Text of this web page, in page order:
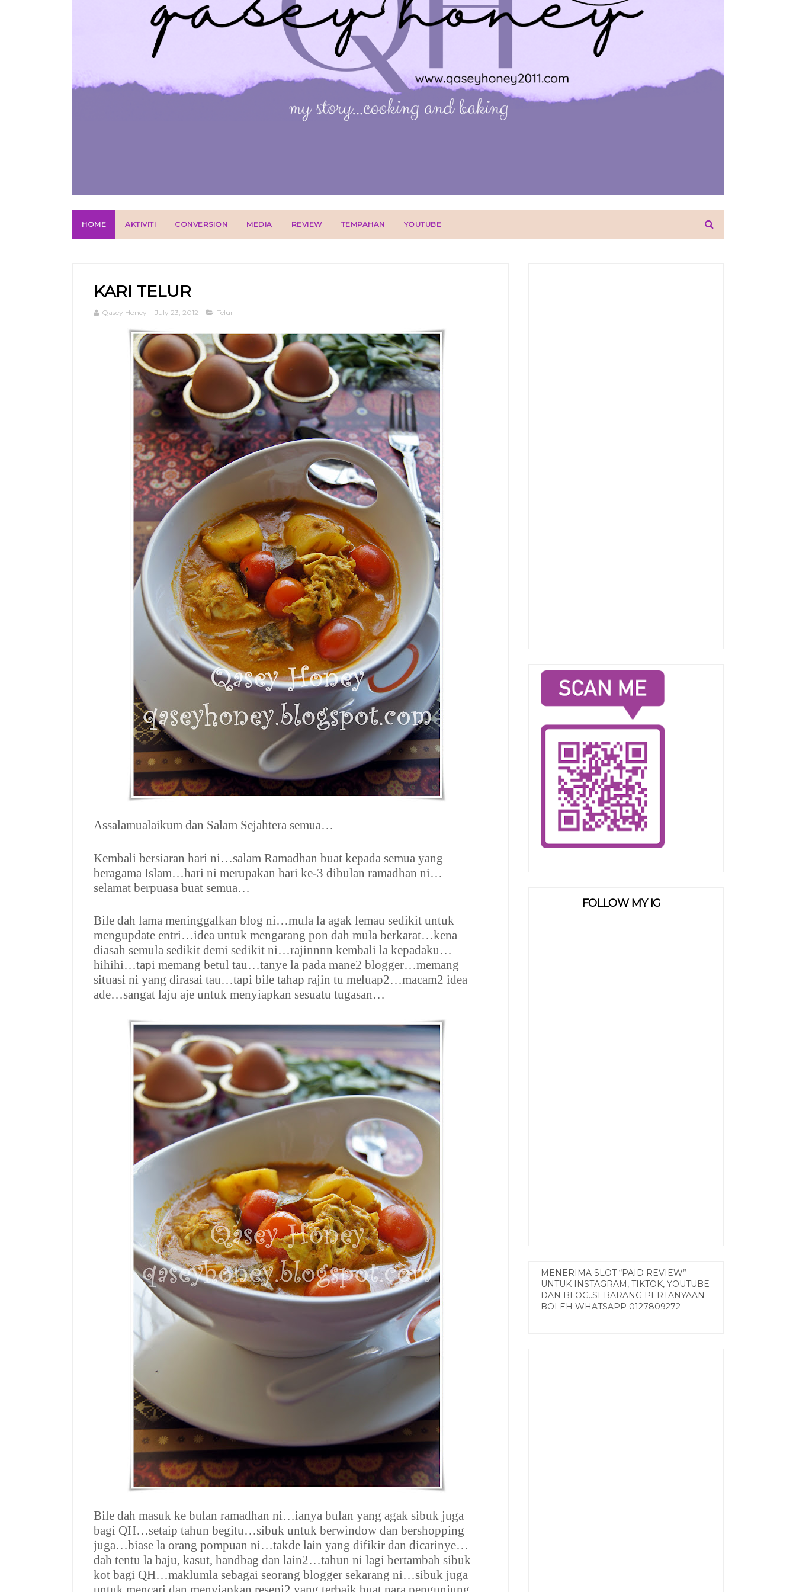
HOME AKTIVITI CONVERSION MEDIA REVIEW TEMPAHAN YOUTUBE
KARI TELUR
Qasey Honey July 23, 2012 Telur
Assalamualaikum dan Salam Sejahtera semua…
Kembali bersiaran hari ni…salam Ramadhan buat kepada semua yang
beragama Islam…hari ni merupakan hari ke-3 dibulan ramadhan ni…
selamat berpuasa buat semua…
Bile dah lama meninggalkan blog ni…mula la agak lemau sedikit untuk
mengupdate entri…idea untuk mengarang pon dah mula berkarat…kena
diasah semula sedikit demi sedikit ni…rajinnnn kembali la kepadaku…
hihihi…tapi memang betul tau…tanye la pada mane2 blogger…memang
situasi ni yang dirasai tau…tapi bile tahap rajin tu meluap2…macam2 idea
ade…sangat laju aje untuk menyiapkan sesuatu tugasan…
Bile dah masuk ke bulan ramadhan ni…ianya bulan yang agak sibuk juga
bagi QH…setaip tahun begitu…sibuk untuk berwindow dan bershopping
juga…biase la orang pompuan ni…takde lain yang difikir dan dicarinye…
dah tentu la baju, kasut, handbag dan lain2…tahun ni lagi bertambah sibuk
kot bagi QH…maklumla sebagai seorang blogger sekarang ni…sibuk juga
FOLLOW MY IG
MENERIMA SLOT “PAID REVIEW”
UNTUK INSTAGRAM, TIKTOK, YOUTUBE
DAN BLOG..SEBARANG PERTANYAAN
BOLEH WHATSAPP 0127809272